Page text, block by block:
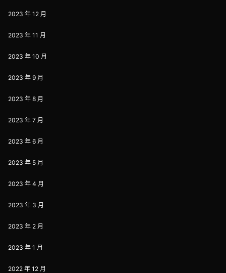
2023 年 12 月
2023 年 11 月
2023 年 10 月
2023 年 9 月
2023 年 8 月
2023 年 7 月
2023 年 6 月
2023 年 5 月
2023 年 4 月
2023 年 3 月
2023 年 2 月
2023 年 1 月
2022 年 12 月